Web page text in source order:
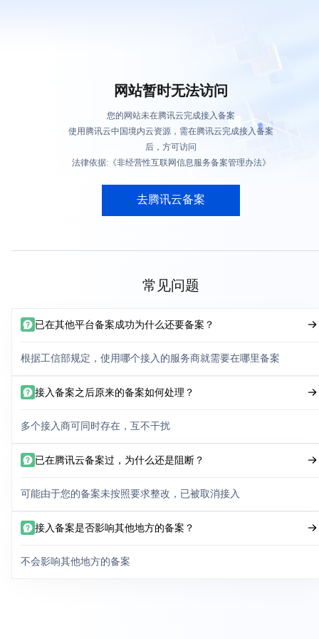
网站暂时无法访问
您的网站未在腾讯云完成接入备案
使用腾讯云中国境内云资源，需在腾讯云完成接入备案
后，方可访问
法律依据:《非经营性互联网信息服务备案管理办法》
去腾讯云备案
常见问题
已在其他平台备案成功为什么还要备案？
根据工信部规定，使用哪个接入的服务商就需要在哪里备案
接入备案之后原来的备案如何处理？
多个接入商可同时存在，互不干扰
已在腾讯云备案过，为什么还是阻断？
可能由于您的备案未按照要求整改，已被取消接入
接入备案是否影响其他地方的备案？
不会影响其他地方的备案